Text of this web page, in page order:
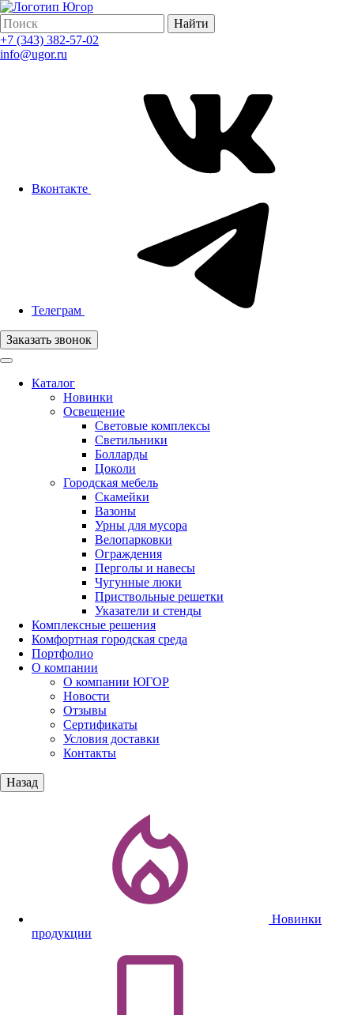
Найти
+7 (343) 382-57-02
info@ugor.ru
Вконтакте
Телеграм
Заказать звонок
Каталог
Новинки
Освещение
Световые комплексы
Светильники
Болларды
Цоколи
Городская мебель
Скамейки
Вазоны
Урны для мусора
Велопарковки
Ограждения
Перголы и навесы
Чугунные люки
Приствольные решетки
Указатели и стенды
Комплексные решения
Комфортная городская среда
Портфолио
О компании
О компании ЮГОР
Новости
Отзывы
Сертификаты
Условия доставки
Контакты
Назад
Новинки
продукции